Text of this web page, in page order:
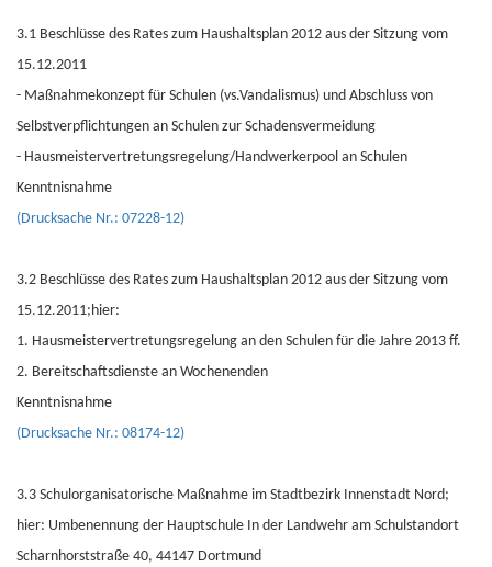
3.1 Beschlüsse des Rates zum Haushaltsplan 2012 aus der Sitzung vom
15.12.2011
- Maßnahmekonzept für Schulen (vs.Vandalismus) und Abschluss von
Selbstverpflichtungen an Schulen zur Schadensvermeidung
- Hausmeistervertretungsregelung/Handwerkerpool an Schulen
Kenntnisnahme
(Drucksache Nr.: 07228-12)
3.2 Beschlüsse des Rates zum Haushaltsplan 2012 aus der Sitzung vom
15.12.2011;hier:
1. Hausmeistervertretungsregelung an den Schulen für die Jahre 2013 ff.
2. Bereitschaftsdienste an Wochenenden
Kenntnisnahme
(Drucksache Nr.: 08174-12)
3.3 Schulorganisatorische Maßnahme im Stadtbezirk Innenstadt Nord;
hier: Umbenennung der Hauptschule In der Landwehr am Schulstandort
Scharnhorststraße 40, 44147 Dortmund